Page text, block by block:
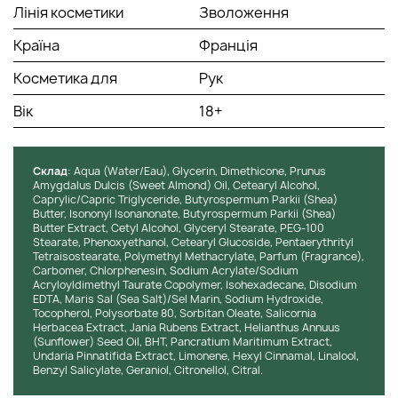
Лінія косметики
Зволоження
Країна
Франція
Косметика для
Рук
Вік
18+
Cклад: Aqua (Water/Eau), Glycerin, Dimethicone, Prunus
Amygdalus Dulcis (Sweet Almond) Oil, Cetearyl Alcohol,
Caprylic/Capric Triglyceride, Butyrospermum Parkii (Shea)
Butter, Isononyl Isonanonate, Butyrospermum Parkii (Shea)
Butter Extract, Cetyl Alcohol, Glyceryl Stearate, PEG-100
Stearate, Phenoxyethanol, Cetearyl Glucoside, Pentaerythrityl
Tetraisostearate, Polymethyl Methacrylate, Parfum (Fragrance),
Carbomer, Chlorphenesin, Sodium Acrylate/Sodium
Acryloyldimethyl Taurate Copolymer, Isohexadecane, Disodium
EDTA, Maris Sal (Sea Salt)/Sel Marin, Sodium Hydroxide,
Tocopherol, Polysorbate 80, Sorbitan Oleate, Salicornia
Herbacea Extract, Jania Rubens Extract, Helianthus Annuus
(Sunflower) Seed Oil, BHT, Pancratium Maritimum Extract,
Undaria Pinnatifida Extract, Limonene, Hexyl Cinnamal, Linalool,
Benzyl Salicylate, Geraniol, Citronellol, Citral.